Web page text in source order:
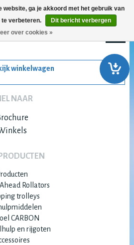
winkelwagen
NAAR
Rollators
trolleys
CARBON
en rijgoten
website, ga je akkoord met het gebruik van
te verbeteren.
Dit bericht verbergen
over cookies »